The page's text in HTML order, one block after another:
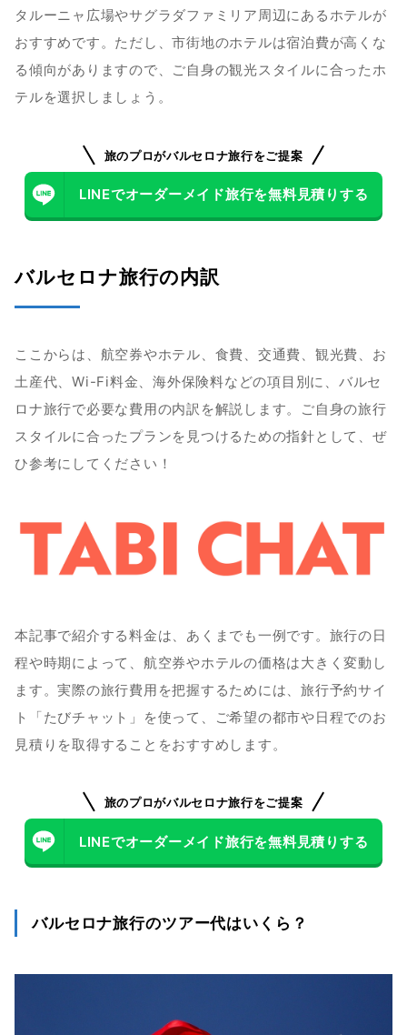
タルーニャ広場やサグラダファミリア周辺にあるホテルが
おすすめです。ただし、市街地のホテルは宿泊費が高くな
る傾向がありますので、ご自身の観光スタイルに合ったホ
テルを選択しましょう。
旅のプロがバルセロナ旅行をご提案
LINEでオーダーメイド旅行を無料見積りする
バルセロナ旅行の内訳
ここからは、航空券やホテル、食費、交通費、観光費、お
土産代、Wi-Fi料金、海外保険料などの項目別に、バルセ
ロナ旅行で必要な費用の内訳を解説します。ご自身の旅行
スタイルに合ったプランを見つけるための指針として、ぜ
ひ参考にしてください！
本記事で紹介する料金は、あくまでも一例です。旅行の日
程や時期によって、航空券やホテルの価格は大きく変動し
ます。実際の旅行費用を把握するためには、旅行予約サイ
ト「たびチャット」を使って、ご希望の都市や日程でのお
見積りを取得することをおすすめします。
旅のプロがバルセロナ旅行をご提案
LINEでオーダーメイド旅行を無料見積りする
バルセロナ旅行のツアー代はいくら？